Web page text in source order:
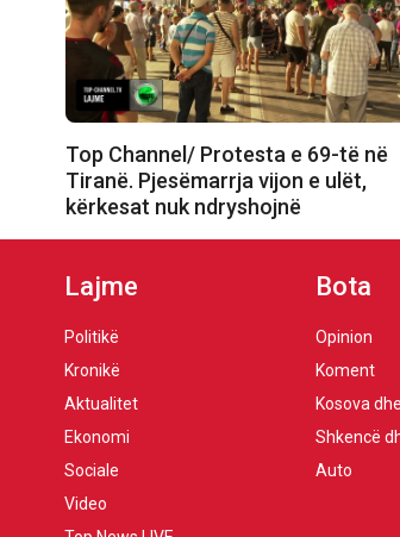
Top Channel/ Protesta e 69-të në
Tiranë. Pjesëmarrja vijon e ulët,
kërkesat nuk ndryshojnë
Lajme
Politikë
Kronikë
Aktualitet
Ekonomi
Sociale
Video
Bota
Opinion
Koment
Kosova
Shkencë
Auto